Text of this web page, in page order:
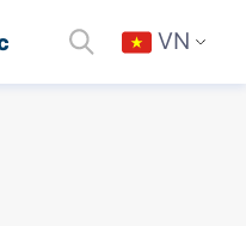
VN